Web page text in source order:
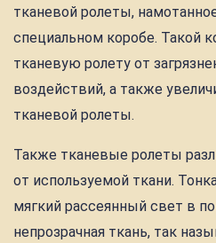
тканевой ролеты,
специальном коробе. Такой
тканевую ролету от
воздействий, а также
тканевой ролеты.
Также тканевые ролеты
от используемой ткани.
мягкий рассеянный свет в
непрозрачная ткань, так